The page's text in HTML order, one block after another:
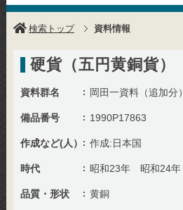
検索トップ 資料情報
硬貨（五円黄銅貨）
資料群名 岡田一資料（追加分）
備品番号 1990P17863
作成など(人） 作成:日本国
時代 昭和23年 昭和24年
品質・形状 黄銅